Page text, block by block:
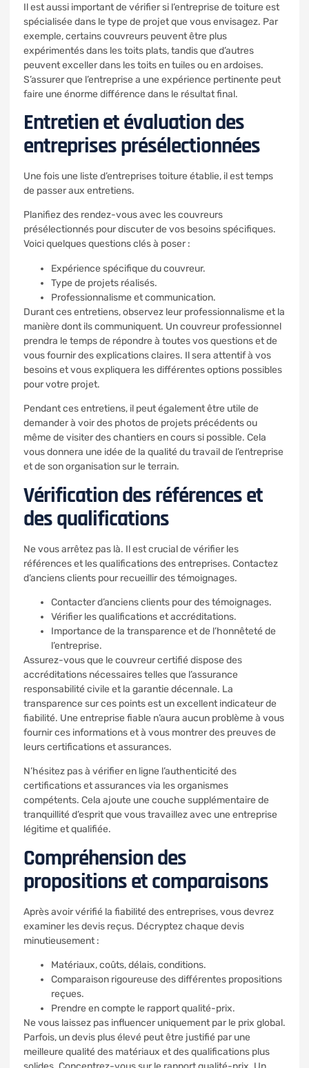
Il est aussi important de vérifier si l’entreprise de toiture est
spécialisée dans le type de projet que vous envisagez. Par
exemple, certains couvreurs peuvent être plus
expérimentés dans les toits plats, tandis que d’autres
peuvent exceller dans les toits en tuiles ou en ardoises.
S’assurer que l’entreprise a une expérience pertinente peut
faire une énorme différence dans le résultat final.
Entretien et évaluation des
entreprises présélectionnées
Une fois une liste d’entreprises toiture établie, il est temps
de passer aux entretiens.
Planifiez des rendez-vous avec les couvreurs
présélectionnés pour discuter de vos besoins spécifiques.
Voici quelques questions clés à poser :
Expérience spécifique du couvreur.
Type de projets réalisés.
Professionnalisme et communication.
Durant ces entretiens, observez leur professionnalisme et la
manière dont ils communiquent. Un couvreur professionnel
prendra le temps de répondre à toutes vos questions et de
vous fournir des explications claires. Il sera attentif à vos
besoins et vous expliquera les différentes options possibles
pour votre projet.
Pendant ces entretiens, il peut également être utile de
demander à voir des photos de projets précédents ou
même de visiter des chantiers en cours si possible. Cela
vous donnera une idée de la qualité du travail de l’entreprise
et de son organisation sur le terrain.
Vérification des références et
des qualifications
Ne vous arrêtez pas là. Il est crucial de vérifier les
références et les qualifications des entreprises. Contactez
d’anciens clients pour recueillir des témoignages.
Contacter d’anciens clients pour des témoignages.
Vérifier les qualifications et accréditations.
Importance de la transparence et de l’honnêteté de
l’entreprise.
Assurez-vous que le couvreur certifié dispose des
accréditations nécessaires telles que l’assurance
responsabilité civile et la garantie décennale. La
transparence sur ces points est un excellent indicateur de
fiabilité. Une entreprise fiable n’aura aucun problème à vous
fournir ces informations et à vous montrer des preuves de
leurs certifications et assurances.
N’hésitez pas à vérifier en ligne l’authenticité des
certifications et assurances via les organismes
compétents. Cela ajoute une couche supplémentaire de
tranquillité d’esprit que vous travaillez avec une entreprise
légitime et qualifiée.
Compréhension des
propositions et comparaisons
Après avoir vérifié la fiabilité des entreprises, vous devrez
examiner les devis reçus. Décryptez chaque devis
minutieusement :
Matériaux, coûts, délais, conditions.
Comparaison rigoureuse des différentes propositions
reçues.
Prendre en compte le rapport qualité-prix.
Ne vous laissez pas influencer uniquement par le prix global.
Parfois, un devis plus élevé peut être justifié par une
meilleure qualité des matériaux et des qualifications plus